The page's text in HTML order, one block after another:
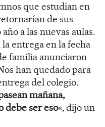
que estudian en
de sus
a las nuevas aulas.
entrega en la fecha
familia anunciaron
han quedado para
del colegio.
mañana,
debe ser eso«, dijo un